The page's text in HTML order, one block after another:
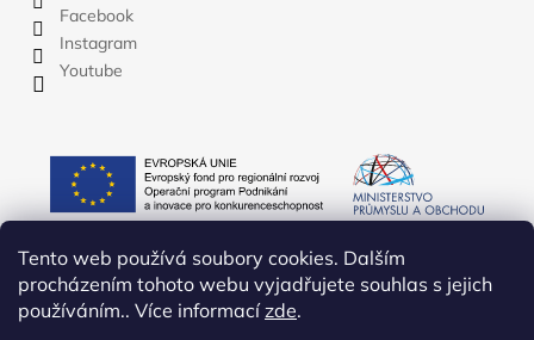
Tento web používá soubory cookies. Dalším
procházením tohoto webu vyjadřujete souhlas s jejich
používáním.. Více informacízde.
Facebook
Instagram
Youtube